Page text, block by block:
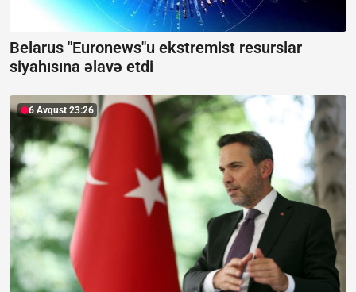
Belarus "Euronews"u ekstremist resurslar
siyahısına əlavə etdi
6 Avqust 23:26